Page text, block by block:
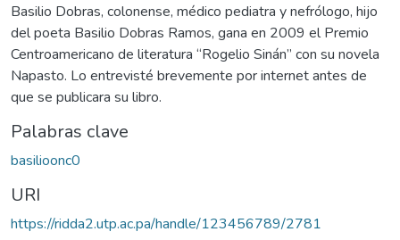
Basilio Dobras, colonense, médico pediatra y nefrólogo, hijo
del poeta Basilio Dobras Ramos, gana en 2009 el Premio
Centroamericano de literatura “Rogelio Sinán” con su novela
Napasto. Lo entrevisté brevemente por internet antes de
que se publicara su libro.
Palabras clave
basilioonc0
URI
https://ridda2.utp.ac.pa/handle/123456789/2781